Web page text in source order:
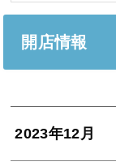
開店情報
2023年12月